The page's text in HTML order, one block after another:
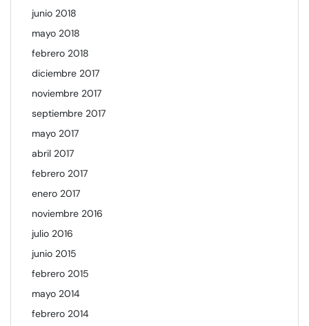
junio 2018
mayo 2018
febrero 2018
diciembre 2017
noviembre 2017
septiembre 2017
mayo 2017
abril 2017
febrero 2017
enero 2017
noviembre 2016
julio 2016
junio 2015
febrero 2015
mayo 2014
febrero 2014